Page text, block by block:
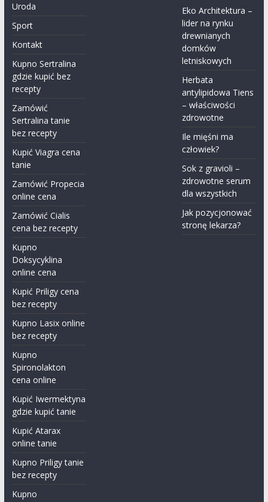
Uroda
Sport
Kontakt
Kupno Sertralina
gdzie kupić bez
recepty
Zamówić
Sertralina tanie
bez recepty
Kupić Viagra cena
tanie
Zamówić Propecia
online cena
Zamówić Cialis
cena bez recepty
Kupno
Doksycyklina
online cena
Kupić Priligy cena
bez recepty
Kupno Lasix online
bez recepty
Kupno
Spironolakton
cena online
Kupić Iwermektyna​
gdzie kupić tanie
Kupić Atarax
online tanie
Kupno Priligy tanie
bez recepty
Kupno
Eko Architektura –
lider na rynku
drewnianych
domków
letniskowych
Herbata
antylipidowa Tiens
– właściwości
zdrowotne
Ile mięśni ma
człowiek?
Sok z gravioli –
zdrowotne serum
dla wszystkich
Jak pozycjonować
stronę lekarza?